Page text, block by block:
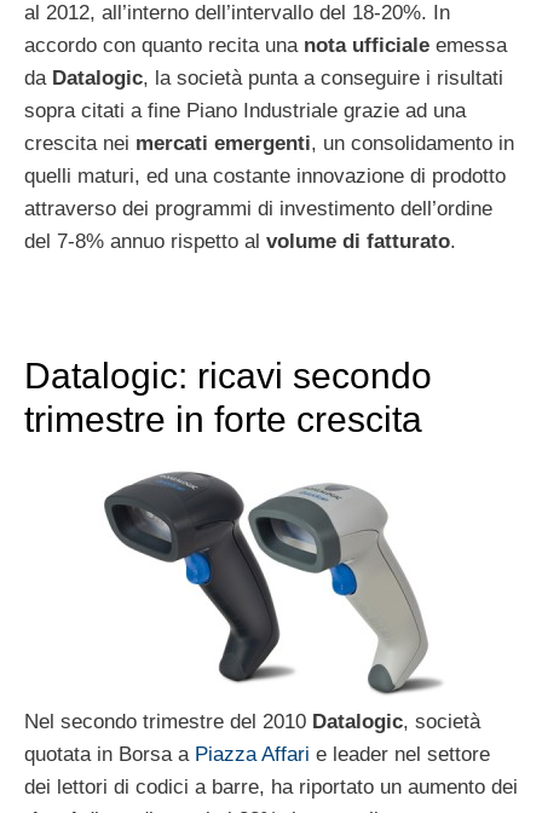
al 2012, all’interno dell’intervallo del 18-20%. In
accordo con quanto recita una nota ufficiale emessa
daDatalogic, la società punta a conseguire i risultati
sopra citati a fine Piano Industriale grazie ad una
crescita nei mercati emergenti, un consolidamento in
quelli maturi, ed una costante innovazione di prodotto
attraverso dei programmi di investimento dell’ordine
del 7-8% annuo rispetto al volume di fatturato.
Datalogic: ricavi secondo
trimestre in forte crescita
Nel secondo trimestre del 2010 Datalogic, società
quotata in Borsa a Piazza Affari e leader nel settore
dei lettori di codici a barre, ha riportato un aumento dei